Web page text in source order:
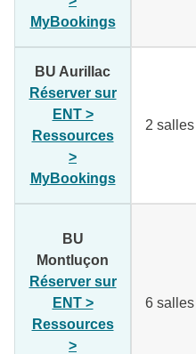
MyBookings(lien externe)
BU Aurillac
Réserver sur
ENT >
Ressources
>
MyBookings(lien externe)
2 salles
BU
Montluçon
Réserver sur
ENT >
Ressources
>
6 salles